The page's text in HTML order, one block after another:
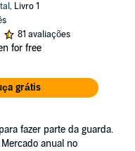
, Livro 1
81 avaliações
for free
grátis
fazer parte da guarda.
anual no